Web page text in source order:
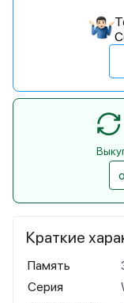
Краткие
Память
Серия